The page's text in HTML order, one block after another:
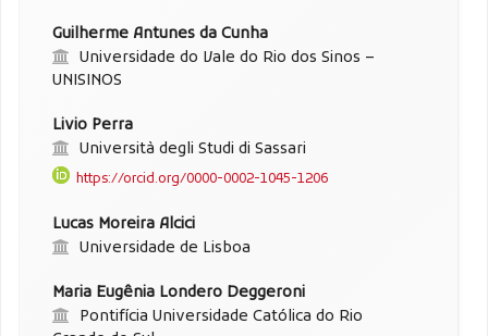
Guilherme Antunes da Cunha
Universidade do Vale do Rio dos Sinos –
UNISINOS
Livio Perra
Università degli Studi di Sassari
https://orcid.org/0000-0002-1045-1206
Lucas Moreira Alcici
Universidade de Lisboa
Maria Eugênia Londero Deggeroni
Pontifícia Universidade Católica do Rio